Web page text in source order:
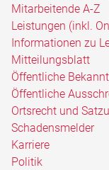
Mitarbeitende A-Z
Leistungen (inkl.
Informationen zu
Mitteilungsblatt
Öffentliche
Öffentliche
Ortsrecht und
Schadensmelder
Karriere
Politik